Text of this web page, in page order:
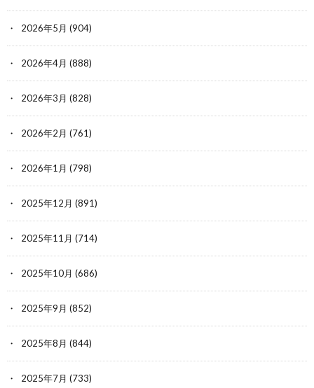
2026年5月 (904)
2026年4月 (888)
2026年3月 (828)
2026年2月 (761)
2026年1月 (798)
2025年12月 (891)
2025年11月 (714)
2025年10月 (686)
2025年9月 (852)
2025年8月 (844)
2025年7月 (733)